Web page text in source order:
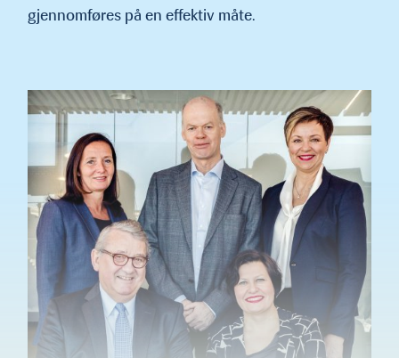
gjennomføres på en effektiv måte.